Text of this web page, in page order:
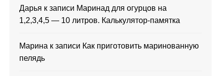
Дарья к записи Маринад для огурцов на
1,2,3,4,5 — 10 литров. Калькулятор-памятка
Марина к записи Как приготовить маринованную
пелядь